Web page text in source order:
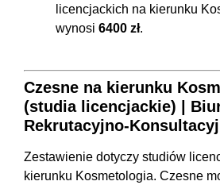
licencjackich na kierunku
wynosi 6400 zł.
Czesne na kierunku
(studia licencjackie) |
Rekrutacyjno-
Zestawienie dotyczy studiów
kierunku Kosmetologia. Czesne